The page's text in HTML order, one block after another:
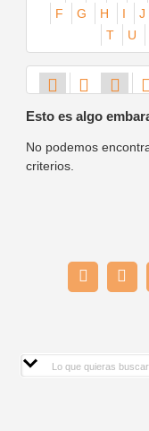
F
G H I J
T
U
Esto es algo
No podemos
criterios.